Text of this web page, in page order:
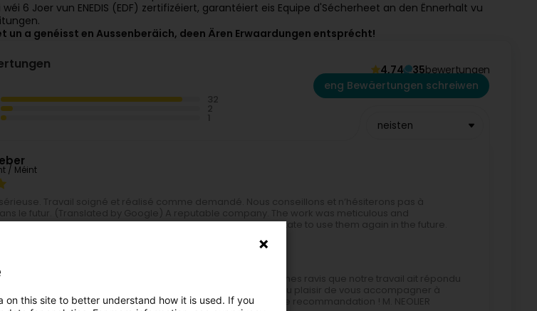
6 Joer vun ENEDIS (EDF) zertifizéiert, garantéiert eis Equipe d'Sécherheet an den Ënnerhalt vu
un a genéisst en Aussenberäich, deen Ären Erwaardungen entsprécht!
4,74 35bewertungen
eng Bewäertungen schreiwen
neisten
/ Méint
Travail soigné et réalisé comme demandé. Nous conseillons et n’hésiterons pas à
le futur. (Translated by Google) A reputable company. The work was meticulous and
as requested. We recommend them and will not hesitate to use them again in the future.
Mount / Méint
pour votre retour et votre confiance ! 😊 Nous sommes ravis que notre travail ait répondu
attentes. Votre satisfaction est notre plus belle récompense. Au plaisir de vous accompagner à
pour vos futurs projets. À bientôt et encore merci pour votre recommandation ! M. NEOLIER
on this site to better understand how it is used. If you